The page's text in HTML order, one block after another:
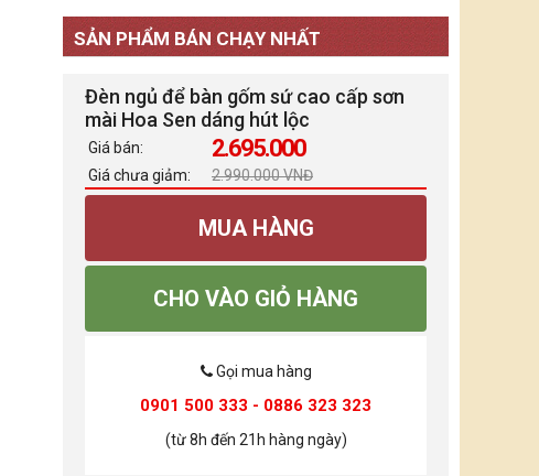
SẢN PHẨM BÁN CHẠY NHẤT
Đèn ngủ để bàn gốm sứ cao cấp sơn
mài Hoa Sen dáng hút lộc
Giá bán: 2.695.000
Giá chưa giảm: 2.990.000 VNĐ
MUA HÀNG
CHO VÀO GIỎ HÀNG
Gọi mua hàng
0901 500 333 - 0886 323 323
(từ 8h đến 21h hàng ngày)